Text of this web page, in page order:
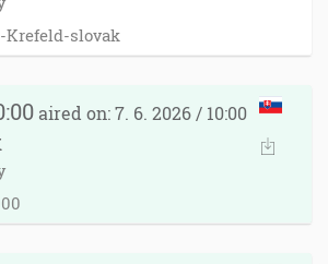
Krefeld-slovak
aired on: 7. 6. 2026 / 10:00